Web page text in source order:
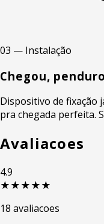
03 — Instalação
Chegou,
Dispositivo de fixação
pra chegada perfeita.
Avaliacoes
4.9
★★★★★
18 avaliacoes